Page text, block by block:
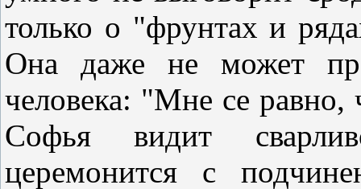
только о "фрунтах и
Она даже не может
человека: "Мне се равно,
Софья видит
церемонится с